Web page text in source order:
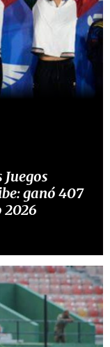
ganó 407
2026